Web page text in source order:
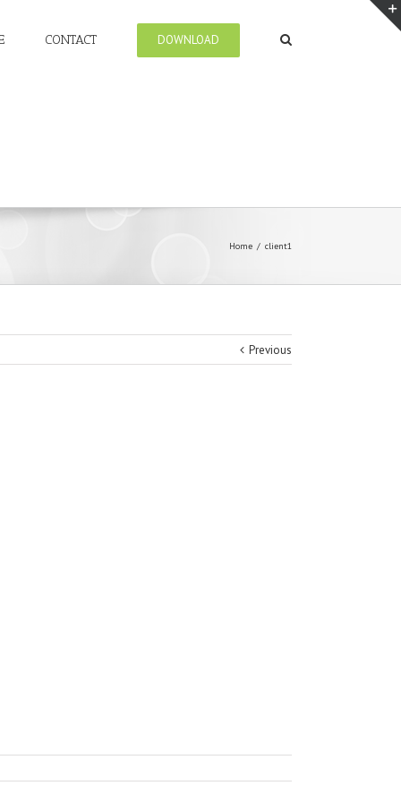
CONTACT DOWNLOAD
Home / client1
Previous